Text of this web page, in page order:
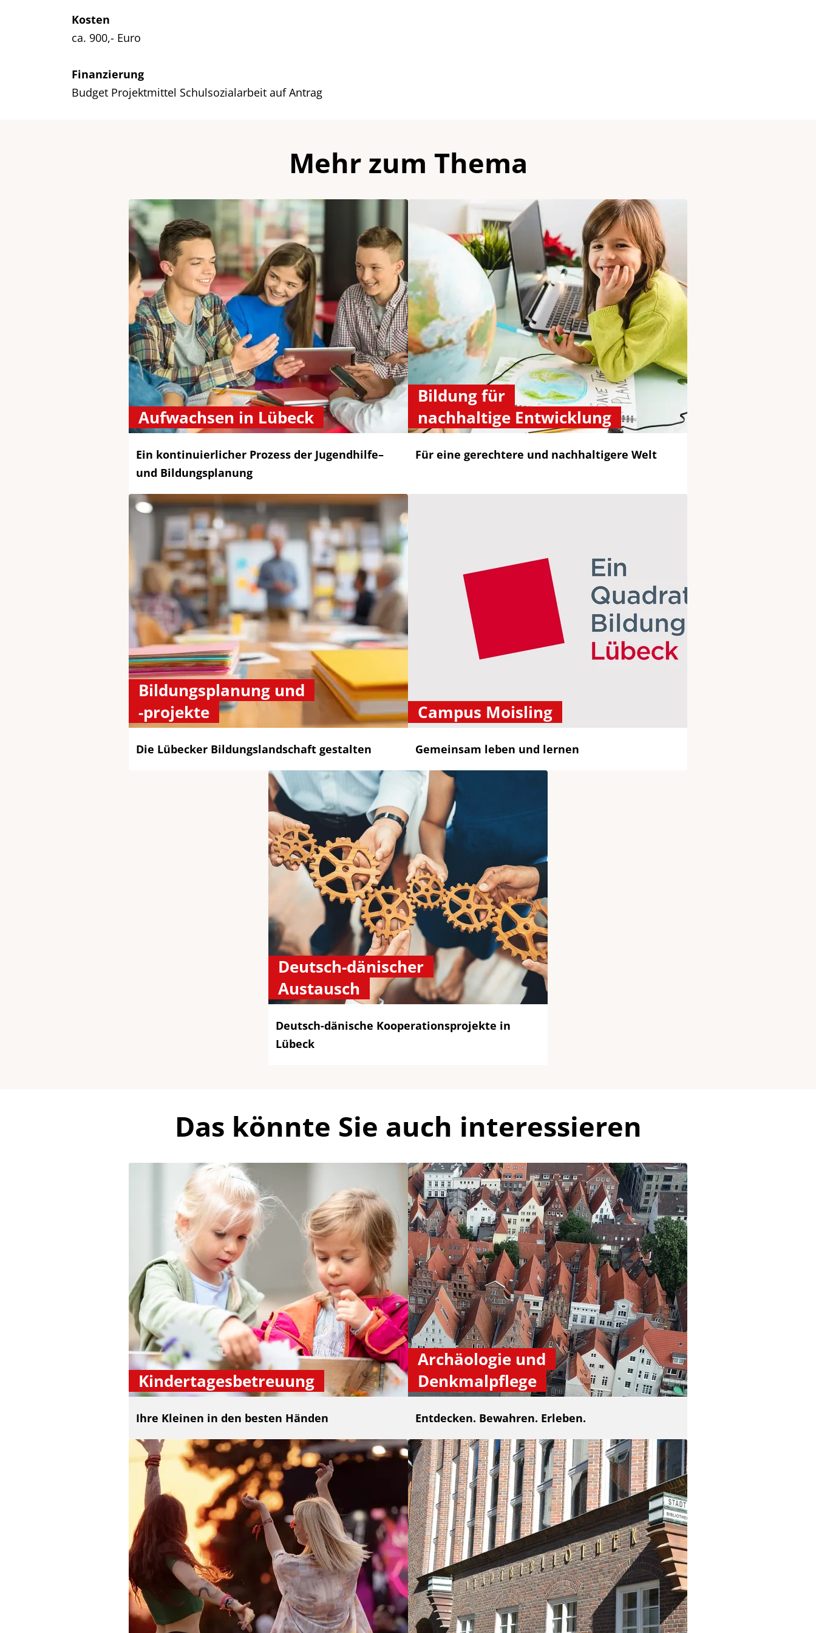
Kosten
ca. 900,- Euro
Finanzierung
Budget Projektmittel Schulsozialarbeit auf Antrag
Mehr zum Thema
Aufwachsen in Lübeck
Ein kontinuierlicher Prozess der Jugendhilfe–
und Bildungsplanung
Bildung für
nachhaltige Entwicklung
Für eine gerechtere und nachhaltigere Welt
Bildungsplanung und
-projekte
Die Lübecker Bildungslandschaft gestalten
Campus Moisling
Gemeinsam leben und lernen
Deutsch-dänischer
Austausch
Deutsch-dänische Kooperationsprojekte in
Lübeck
Das könnte Sie auch interessieren
Kindertagesbetreuung
Ihre Kleinen in den besten Händen
Archäologie und
Denkmalpflege
Entdecken. Bewahren. Erleben.